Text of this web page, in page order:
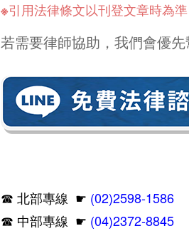
※引用法律條文以刊登文章時為
若需要律師協助，我們會優
☎ 北部專線 ☛ (02)2598-1586
☎ 中部專線 ☛ (04)2372-8845